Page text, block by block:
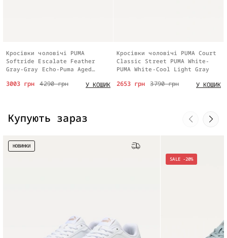
Кросівки чоловічі PUMA
Softride Escalate Feather
Gray-Gray Echo-Puma Aged
4290 грн
3003 грн У КОШИК
Кросівки чоловічі PUMA Court
Classic Street PUMA White-
PUMA White-Cool Light Gray
3790 грн
2653 грн У КОШИК
Купують зараз
НОВИНКИ
SALE -20%